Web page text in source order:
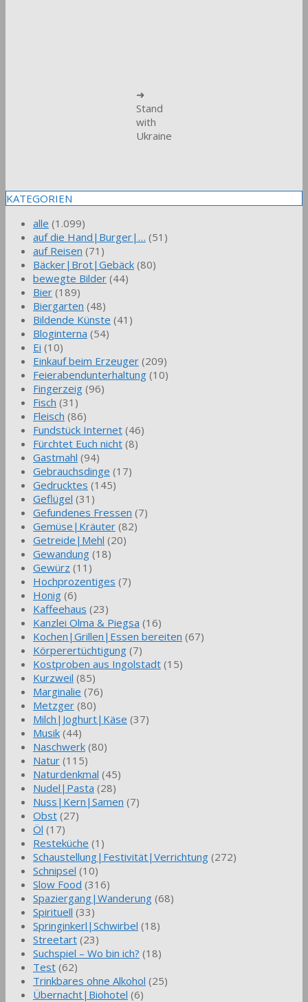
➜
Stand
with
Ukraine
KATEGORIEN
alle (1.099)
auf die Hand|Burger|… (51)
auf Reisen (71)
Bäcker|Brot|Gebäck (80)
bewegte Bilder (44)
Bier (189)
Biergarten (48)
Bildende Künste (41)
Bloginterna (54)
Ei (10)
Einkauf beim Erzeuger (209)
Feierabendunterhaltung (10)
Fingerzeig (96)
Fisch (31)
Fleisch (86)
Fundstück Internet (46)
Fürchtet Euch nicht (8)
Gastmahl (94)
Gebrauchsdinge (17)
Gedrucktes (145)
Geflügel (31)
Gefundenes Fressen (7)
Gemüse|Kräuter (82)
Getreide|Mehl (20)
Gewandung (18)
Gewürz (11)
Hochprozentiges (7)
Honig (6)
Kaffeehaus (23)
Kanzlei Olma & Piegsa (16)
Kochen|Grillen|Essen bereiten (67)
Körperertüchtigung (7)
Kostproben aus Ingolstadt (15)
Kurzweil (85)
Marginalie (76)
Metzger (80)
Milch|Joghurt|Käse (37)
Musik (44)
Naschwerk (80)
Natur (115)
Naturdenkmal (45)
Nudel|Pasta (28)
Nuss|Kern|Samen (7)
Obst (27)
Öl (17)
Resteküche (1)
Schaustellung|Festivität|Verrichtung (272)
Schnipsel (10)
Slow Food (316)
Spaziergang|Wanderung (68)
Spirituell (33)
Springinkerl|Schwirbel (18)
Streetart (23)
Suchspiel – Wo bin ich? (18)
Test (62)
Trinkbares ohne Alkohol (25)
Übernacht|Biohotel (6)